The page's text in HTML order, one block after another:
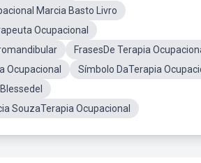
Marcia Basto Livro
Ocupacional
FrasesDe Terapia
Ocupacional
Símbolo DaTerapia
SouzaTerapia Ocupacional